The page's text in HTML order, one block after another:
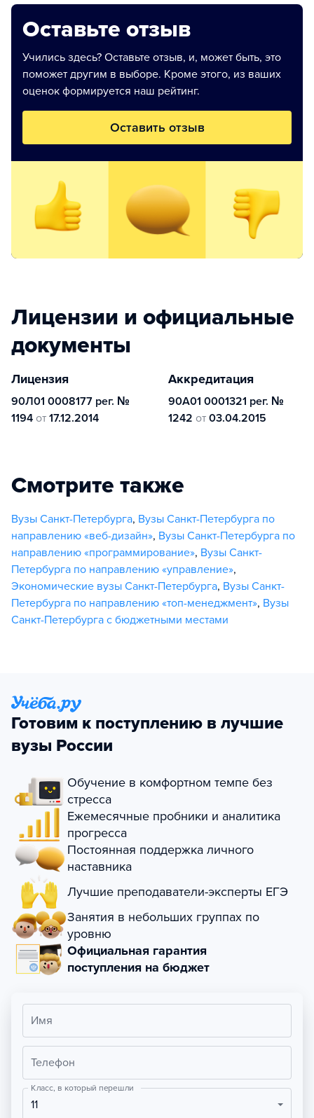
Оставьте отзыв
Учились здесь? Оставьте отзыв, и, может быть, это
поможет другим в выборе. Кроме этого, из ваших
оценок формируется наш рейтинг.
Оставить отзыв
Лицензии и официальные
документы
Лицензия
90Л01 0008177 рег. №
1194 от 17.12.2014
Аккредитация
90А01 0001321 рег. №
1242 от 03.04.2015
Смотрите также
Вузы Санкт-Петербурга, Вузы Санкт-Петербурга по
направлению «веб-дизайн», Вузы Санкт-Петербурга по
направлению «программирование», Вузы Санкт-
Петербурга по направлению «управление»,
Экономические вузы Санкт-Петербурга, Вузы Санкт-
Петербурга по направлению «топ-менеджмент», Вузы
Санкт-Петербурга с бюджетными местами
Готовим к поступлению в лучшие
вузы России
Обучение в комфортном темпе без
стресса
Ежемесячные пробники и аналитика
прогресса
Постоянная поддержка личного
наставника
Лучшие преподаватели-эксперты ЕГЭ
Занятия в небольших группах по
уровню
Официальная гарантия
поступления на бюджет
Имя
Телефон
Класс, в который перешли
11